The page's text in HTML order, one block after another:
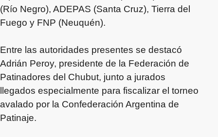
(Río Negro), ADEPAS (Santa Cruz), Tierra del
Fuego y FNP (Neuquén).
Entre las autoridades presentes se destacó
Adrián Peroy, presidente de la Federación de
Patinadores del Chubut, junto a jurados
llegados especialmente para fiscalizar el torneo
avalado por la Confederación Argentina de
Patinaje.